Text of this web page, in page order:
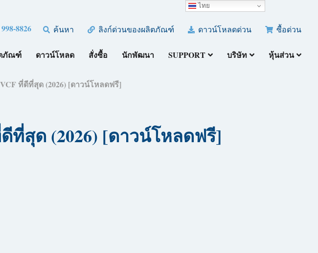
8826 ค้นหา ลิงก์ด่วนของผลิตภัณฑ์ ดาวน์โหลดด่วน ซื้อด่วน
ภัณฑ์ ดาวน์โหลด สั่งซื้อ นักพัฒนา SUPPORT บริษัท หุ้นส่วน
ที่ดีที่สุด (2026) [ดาวน์โหลดฟรี]
ที่สุด (2026) [ดาวน์โหลดฟรี]
ไทย